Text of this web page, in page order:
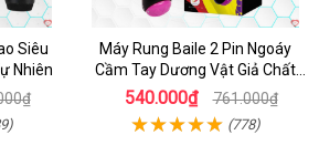
Siêu
Nhiên
Máy Rung Baile 2 Pin Ngoáy
Cầm Tay Dương Vật Giả Chất
Lượng
540.000₫ 761.000₫
(778)